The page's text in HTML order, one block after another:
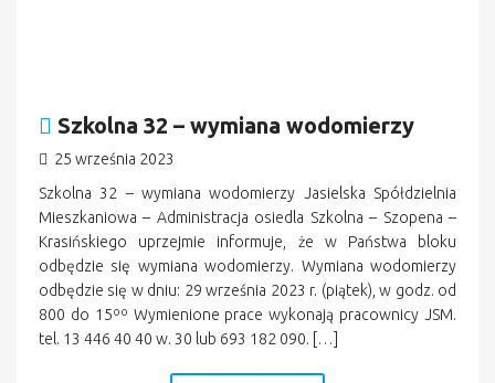
Szkolna 32 – wymiana wodomierzy
25 września 2023
Szkolna 32 – wymiana wodomierzy Jasielska Spółdzielnia
Mieszkaniowa – Administracja osiedla Szkolna – Szopena –
Krasińskiego uprzejmie informuje, że w Państwa bloku
odbędzie się wymiana wodomierzy. Wymiana wodomierzy
odbędzie się w dniu: 29 września 2023 r. (piątek), w godz. od
800 do 15ºº Wymienione prace wykonają pracownicy JSM.
tel. 13 446 40 40 w. 30 lub 693 182 090. […]